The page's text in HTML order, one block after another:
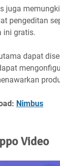
juga
pengeditan
ini gratis.
dapat
Nimbus
Video